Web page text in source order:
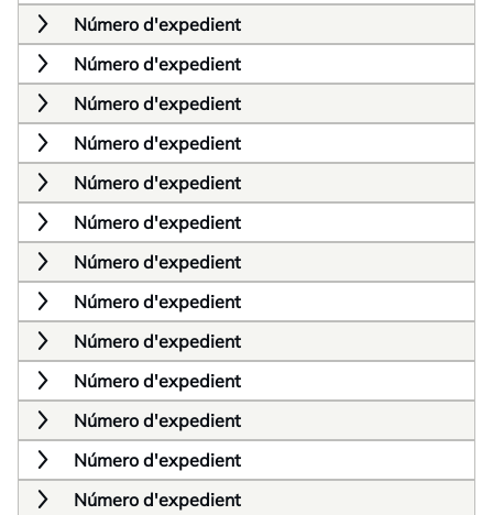
Número d'expedient
Número d'expedient
Número d'expedient
Número d'expedient
Número d'expedient
Número d'expedient
Número d'expedient
Número d'expedient
Número d'expedient
Número d'expedient
Número d'expedient
Número d'expedient
Número d'expedient